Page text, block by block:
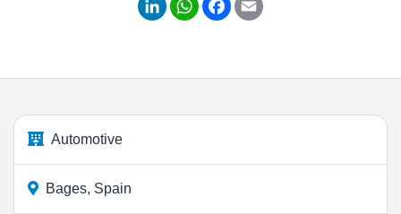
Automotive
Bages, Spain